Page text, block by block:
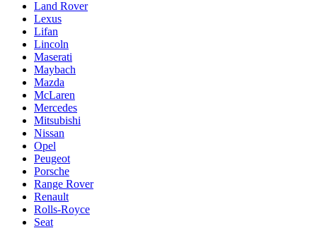
Land Rover
Lexus
Lifan
Lincoln
Maserati
Maybach
Mazda
McLaren
Mercedes
Mitsubishi
Nissan
Opel
Peugeot
Porsche
Range Rover
Renault
Rolls-Royce
Seat